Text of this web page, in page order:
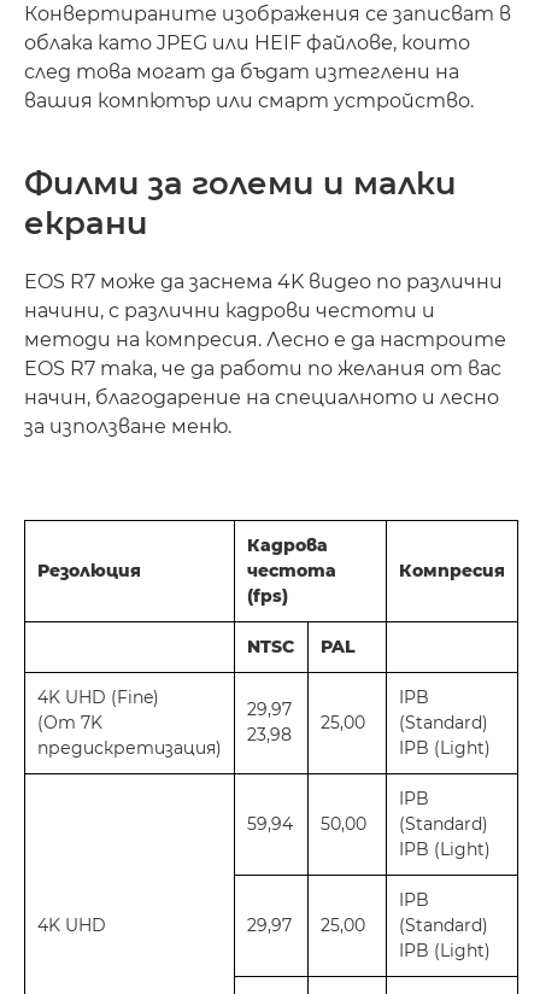
Конвертираните изображения се записват в
облака като JPEG или HEIF файлове, които
след това могат да бъдат изтеглени на
вашия компютър или смарт устройство.
Филми за големи и малки
екрани
EOS R7 може да заснема 4K видео по различни
начини, с различни кадрови честоти и
методи на компресия. Лесно е да настроите
EOS R7 така, че да работи по желания от вас
начин, благодарение на специалното и лесно
за използване меню.
Резолюция
Кадрова
честота
(fps)
Компресия
NTSC PAL
4K UHD (Fine)
(От 7K
предискретизация)
29,97
23,98
25,00
IPB
(Standard)
IPB (Light)
4K UHD
59,94 50,00
IPB
(Standard)
IPB (Light)
29,97 25,00
IPB
(Standard)
IPB (Light)